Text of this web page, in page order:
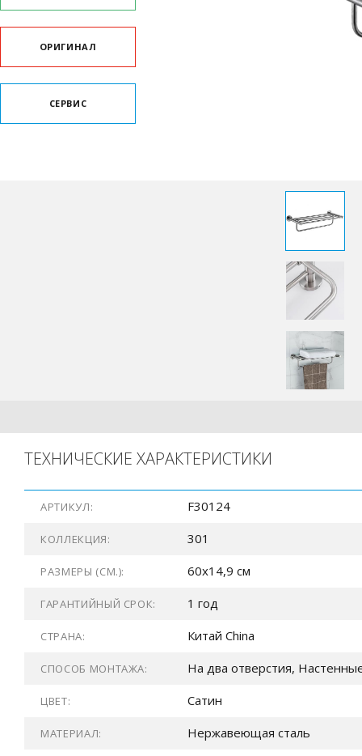
ОРИГИНАЛ
СЕРВИС
ТЕХНИЧЕСКИЕ ХАРАКТЕРИСТИКИ
АРТИКУЛ: F30124
КОЛЛЕКЦИЯ: 301
РАЗМЕРЫ (СМ.): 60x14,9 см
ГАРАНТИЙНЫЙ СРОК: 1 год
СТРАНА: Китай China
СПОСОБ МОНТАЖА: На два отверстия,
ЦВЕТ: Сатин
МАТЕРИАЛ: Нержавеющая сталь